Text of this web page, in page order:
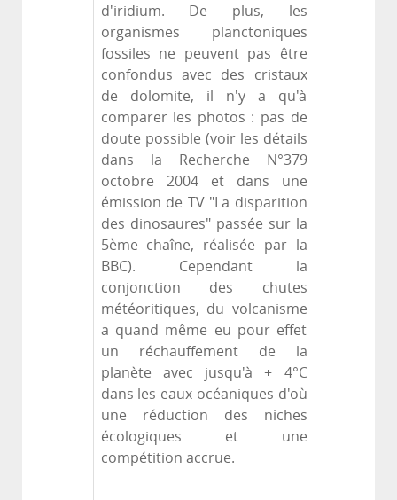
d'iridium. De plus, les
organismes planctoniques
fossiles ne peuvent pas être
confondus avec des cristaux
de dolomite, il n'y a qu'à
comparer les photos : pas de
doute possible (voir les détails
dans la Recherche N°379
octobre 2004 et dans une
émission de TV "La disparition
des dinosaures" passée sur la
5ème chaîne, réalisée par la
BBC). Cependant la
conjonction des chutes
météoritiques, du volcanisme
a quand même eu pour effet
un réchauffement de la
planète avec jusqu'à + 4°C
dans les eaux océaniques d'où
une réduction des niches
écologiques et une
compétition accrue.